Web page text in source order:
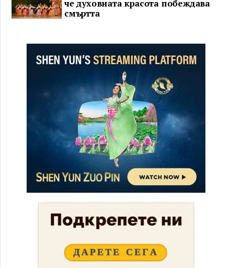
че духовната красота побеждава
смъртта